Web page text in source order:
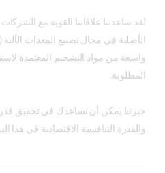
لقد ساعدتنا علاقاتنا القوية مع
واسعة من مواد التشحيم المعتمدة
المطلوبة.
خبرتنا يمكن أن تساعدك في تحقيق قدر
والقدرة التنافسية الاقتصادية في هذا